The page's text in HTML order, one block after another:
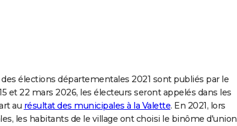
des élections départementales 2021 sont publiés par le
et 22 mars 2026, les électeurs seront appelés dans les
au résultat des municipales à la Valette. En 2021, lors
les habitants de le village ont choisi le binôme d'union